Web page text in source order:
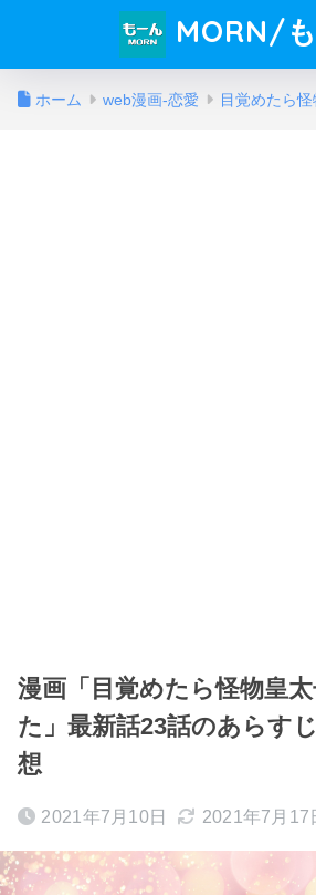
MORN/
ホーム web漫画-恋愛 目覚めたら
漫画「目覚めたら怪物皇
た」最新話23話のあらす
想
2021年7月10日 2021年7月17